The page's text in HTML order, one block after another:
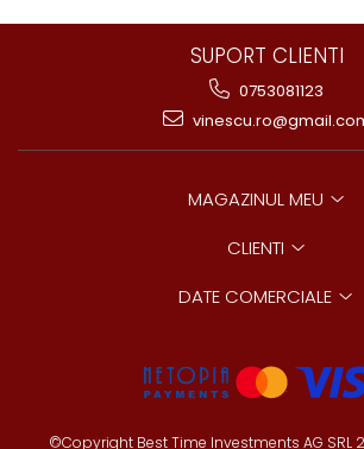
SUPORT CLIENTI
0753081123
MAGAZINUL MEU
CLIENTI
DATE COMERCIALE
©Copyright Best Time Investments AG SRL